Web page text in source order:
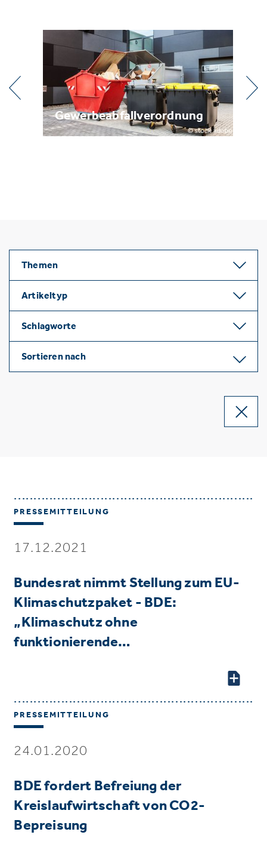
Metallrecycling
Themen
Artikeltyp
Schlagworte
Sortieren nach
PRESSEMITTEILUNG
17.12.2021
Bundesrat nimmt Stellung zum EU-
Klimaschutzpaket - BDE:
„Klimaschutz ohne
funktionierende…
PRESSEMITTEILUNG
24.01.2020
BDE fordert Befreiung der
Kreislaufwirtschaft von CO2-
Bepreisung